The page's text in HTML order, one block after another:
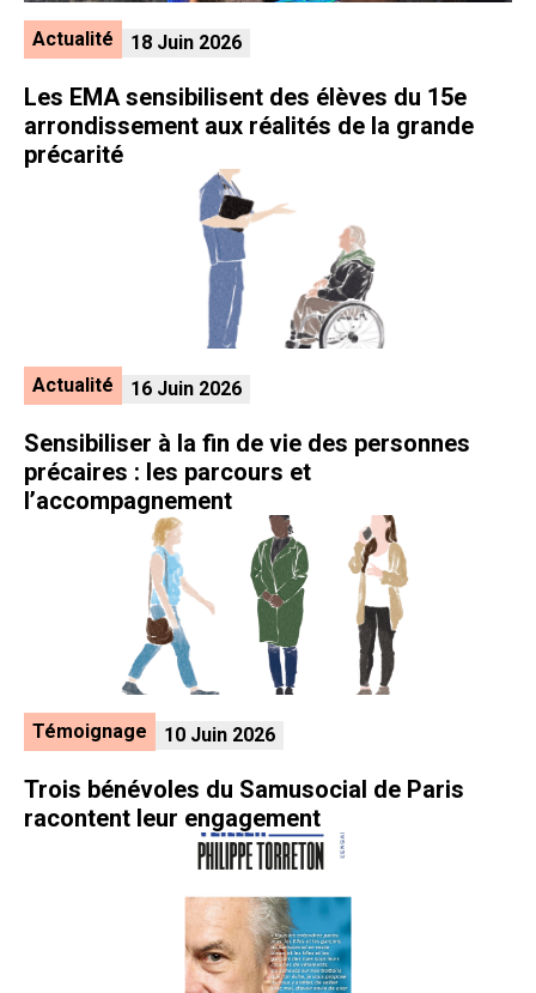
Actualité 18 Juin 2026
Les EMA sensibilisent des élèves du 15e
arrondissement aux réalités de la grande
précarité
Actualité 16 Juin 2026
Sensibiliser à la fin de vie des personnes
précaires : les parcours et
l’accompagnement
Témoignage 10 Juin 2026
Trois bénévoles du Samusocial de Paris
racontent leur engagement